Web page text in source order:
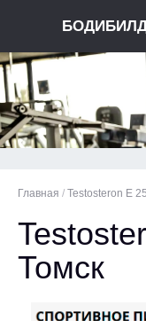
Главная / Testosteron E
Томск